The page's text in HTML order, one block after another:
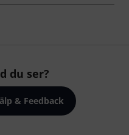
du ser?
& Feedback